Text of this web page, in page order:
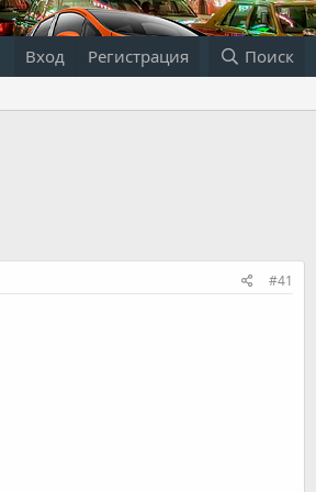
Вход Регистрация Поиск
#41